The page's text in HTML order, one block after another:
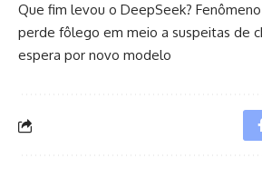
Que fim levou o DeepSeek?
perde fôlego em meio a suspeitas de
espera por novo modelo